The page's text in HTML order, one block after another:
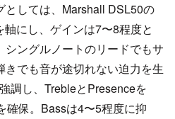
としては、Marshall DSL50の
にし、ゲインは7〜8程度と
ングルノートのリードでもサ
でも音が途切れない迫力を生
調し、TrebleとPresenceを
確保。Bassは4〜5程度に抑